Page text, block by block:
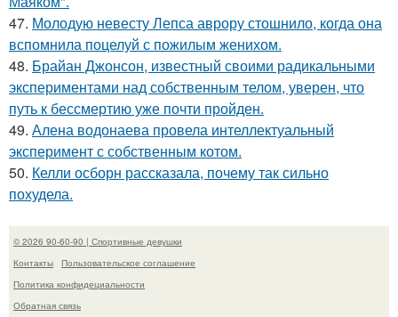
47. Молодую невесту Лепса аврору стошнило, когда она
вспомнила поцелуй с пожилым женихом.
48. Брайан Джонсон, известный своими радикальными
экспериментами над собственным телом, уверен, что
путь к бессмертию уже почти пройден.
49. Алена водонаева провела интеллектуальный
эксперимент с собственным котом.
50. Келли осборн рассказала, почему так сильно
похудела.
© 2026 90-60-90 | Спортивные девушки
Контакты
Пользовательское соглашение
Политика конфидециальности
Обратная связь